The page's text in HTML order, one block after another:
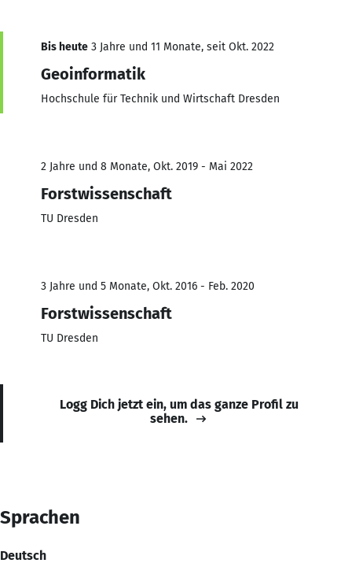
Bis heute 3 Jahre und 11 Monate, seit Okt. 2022
Geoinformatik
Hochschule für Technik und Wirtschaft Dresden
2 Jahre und 8 Monate, Okt. 2019 - Mai 2022
Forstwissenschaft
TU Dresden
3 Jahre und 5 Monate, Okt. 2016 - Feb. 2020
Forstwissenschaft
TU Dresden
Logg Dich jetzt ein, um das ganze Profil zu
sehen.
Sprachen
Deutsch